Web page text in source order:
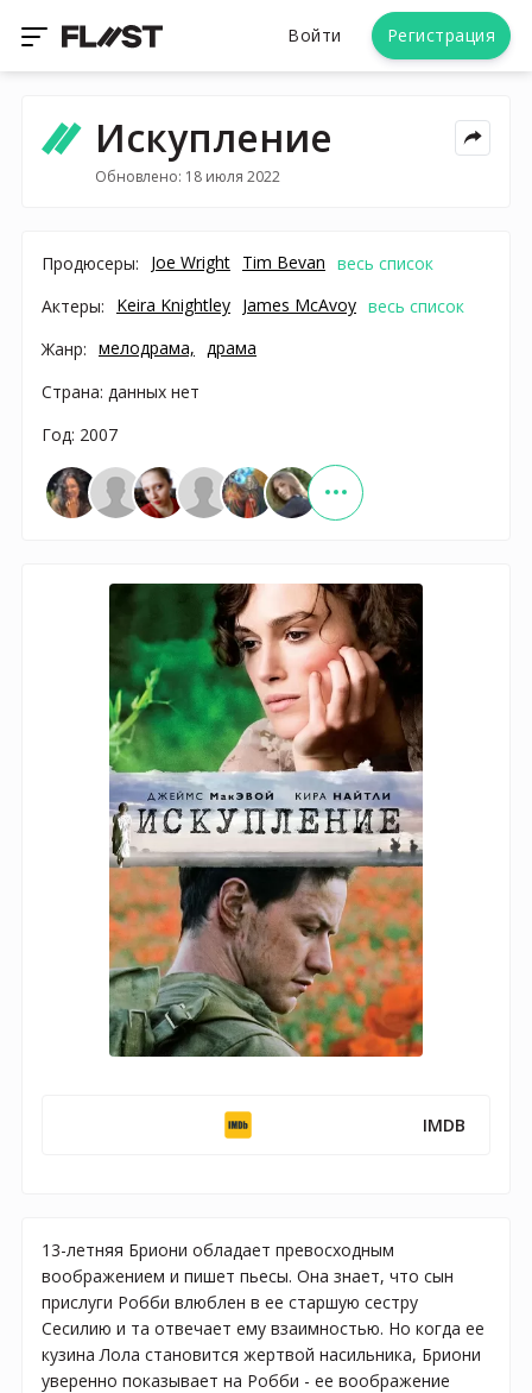
Войти Регистрация
Искупление
Обновлено: 18 июля 2022
Продюсеры: Joe Wright Tim Bevan весь список
Актеры:
Keira Knightley James McAvoy весь список
Жанр: мелодрама,
драма
Страна: данных нет
Год: 2007
IMDB
13-летняя Бриони обладает превосходным
воображением и пишет пьесы. Она знает, что сын
прислуги Робби влюблен в ее старшую сестру
Сесилию и та отвечает ему взаимностью. Но когда ее
кузина Лола становится жертвой насильника, Бриони
уверенно показывает на Робби - ее воображение